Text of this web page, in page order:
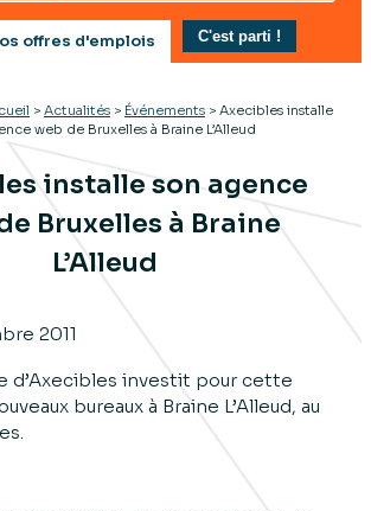
offres d'emplois
> Actualités> Événements> Axecibles installe
web de Bruxelles à Braine L’Alleud
installe son agence
Bruxelles à Braine
L’Alleud
2011
d’Axecibles investit pour cette
bureaux à Braine L’Alleud, au